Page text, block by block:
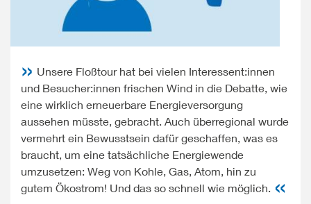
Unsere Floßtour hat bei vielen Interessent:innen
und Besucher:innen frischen Wind in die Debatte, wie
eine wirklich erneuerbare Energieversorgung
aussehen müsste, gebracht. Auch überregional wurde
vermehrt ein Bewusstsein dafür geschaffen, was es
braucht, um eine tatsächliche Energiewende
umzusetzen: Weg von Kohle, Gas, Atom, hin zu
gutem Ökostrom! Und das so schnell wie möglich.